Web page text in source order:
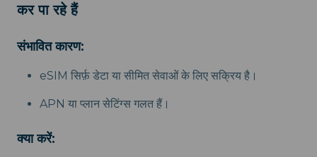
कर पा रहे हैं
संभावित कारण:
eSIM सिर्फ़ डेटा या सीमित सेवाओं के लिए सक्रिय है।
APN या प्लान सेटिंग्स गलत हैं।
क्या करें: